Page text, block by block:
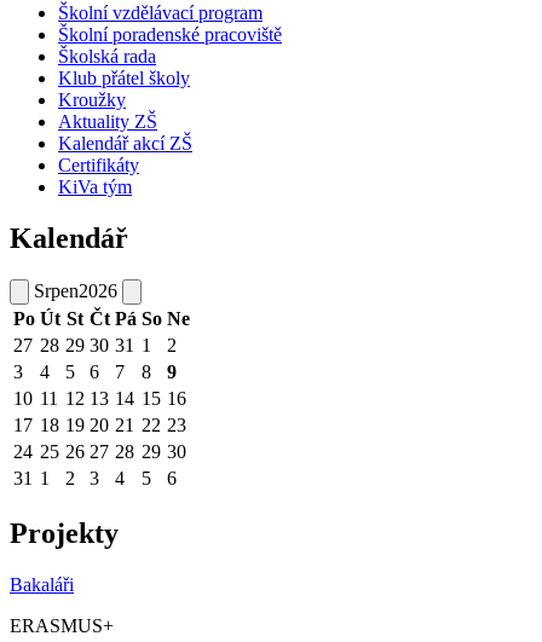
Školní vzdělávací program
Školní poradenské pracoviště
Školská rada
Klub přátel školy
Kroužky
Aktuality ZŠ
Kalendář akcí ZŠ
Certifikáty
KiVa tým
Kalendář
Srpen2026
Po Út St Čt Pá So Ne
27 28 29 30 31 1
2
3
4 5 6 7 8
9
10 11 12 13 14 15 16
17 18 19 20 21 22 23
24 25 26 27 28 29 30
31 1 2 3 4 5 6
Projekty
Bakaláři
ERASMUS+